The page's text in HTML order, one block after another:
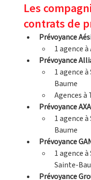
Les
contrats de
Prévoyance
1 agence
Prévoyance
1 agence
Baume
Agences
Prévoyance AXA
1 agence
Baume
Prévoyance
1 agence
Sainte-
Prévoyance